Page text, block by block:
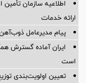
اطلاعیه سازمان
ارائه خدمات
پیام مدیرعامل
ایران آماده گسترش
است
تعیین اولویت‌بندی